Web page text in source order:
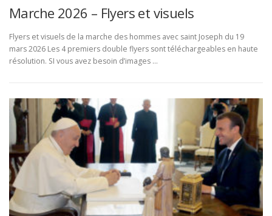
Marche 2026 – Flyers et visuels
Flyers et visuels de la marche des hommes avec saint Joseph du 19
mars 2026 Les 4 premiers double flyers sont téléchargeables en haute
résolution. SI vous avez besoin d’images …